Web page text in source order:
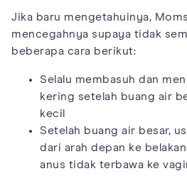
Jika baru mengetahuinya,
mencegahnya supaya tidak
beberapa cara berikut:
Selalu membasuh dan
kering setelah buang air
kecil
Setelah buang air besar,
dari arah depan ke
anus tidak terbawa ke